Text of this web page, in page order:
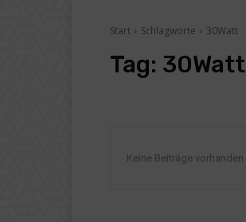
Start Schlagworte 30Watt
Tag: 30Watt
Keine Beiträge vorhanden